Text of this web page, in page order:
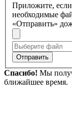
Приложите, если
необходимые
Отправить
Спасибо! Мы
ближайшее время.